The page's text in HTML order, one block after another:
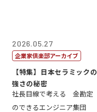
2026.05.27
企業家倶楽部アーカイブ
【特集】日本セラミックの
強さの秘密
社長目線で考える 金勘定
のできるエンジニア集団